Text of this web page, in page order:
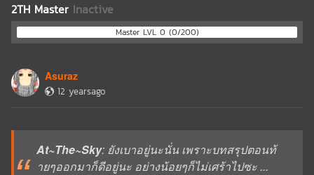
2TH Master Inactive
Master LVL 0 (0/200)
Asuraz
12 yearsago
At~The~Sky: ยังเบาอยู่นะนั่น เพราะบทสรุปตอนท้
ายๆออกมาก็ดีอยู่นะ อย่างน้อยๆก็ไม่เศร้าไปซะ ...